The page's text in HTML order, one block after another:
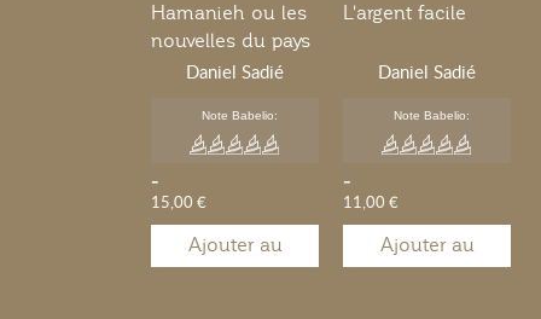
Hamanieh ou les
nouvelles du pays
Daniel Sadié
Note Babelio:
-
15,00 €
Ajouter au
L'argent facile
Daniel Sadié
Note Babelio:
-
11,00 €
Ajouter au